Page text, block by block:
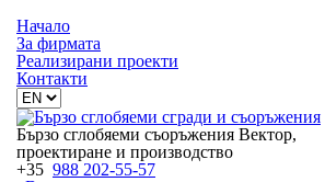
Начало
За фирмата
Реализирани проекти
Контакти
Бързо сглобяеми съоръжения Вектор,
проектиране и производство
+35 988 202-55-57